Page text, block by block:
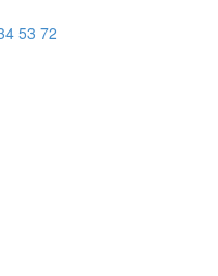
53 72